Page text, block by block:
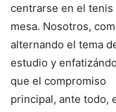
centrarse en el tenis
mesa. Nosotros,
alternando el tema
estudio y
que el compromiso
principal, ante todo,